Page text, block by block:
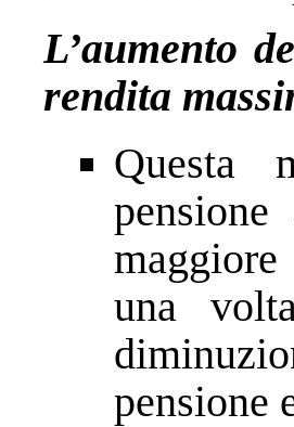
L’aumento
rendita
Questa
una
pensione